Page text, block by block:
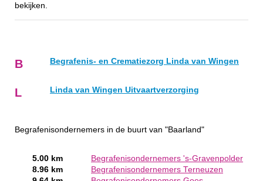
bekijken.
B Begrafenis- en Crematiezorg Linda van Wingen
L Linda van Wingen Uitvaartverzorging
Begrafenisondernemers in de buurt van "Baarland"
5.00 km
Begrafenisondernemers 's-Gravenpolder
8.96 km
Begrafenisondernemers Terneuzen